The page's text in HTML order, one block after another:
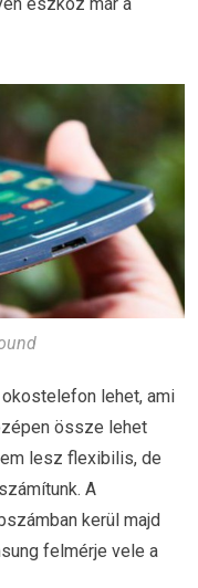
lehet, ami
össze lehet
lesz flexibilis, de
A
kerül majd
felmérje vele a